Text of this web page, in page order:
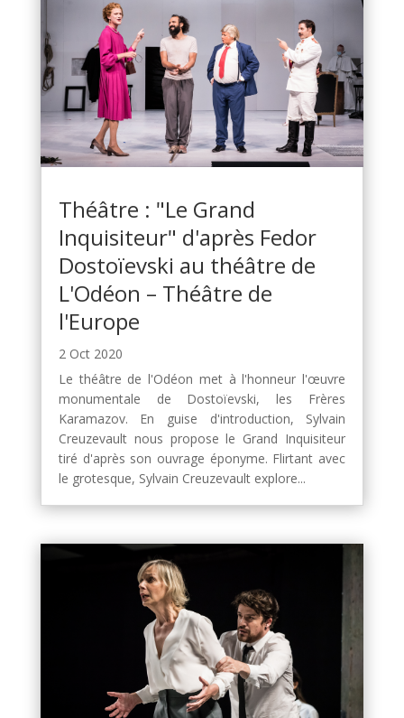
Théâtre : "Le Grand
Inquisiteur" d'après Fedor
Dostoïevski au théâtre de
L'Odéon – Théâtre de
l'Europe
2 Oct 2020
Le théâtre de l'Odéon met à l'honneur l'œuvre
monumentale de Dostoïevski, les Frères
Karamazov. En guise d'introduction, Sylvain
Creuzevault nous propose le Grand Inquisiteur
tiré d'après son ouvrage éponyme. Flirtant avec
le grotesque, Sylvain Creuzevault explore...